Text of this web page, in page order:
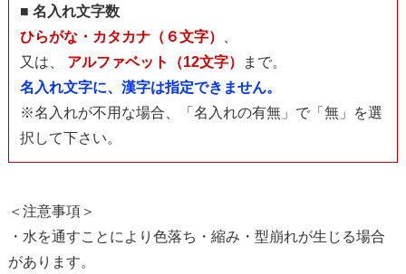
■ 名入れ文字数
ひらがな・カタカナ（６文字）
又は、 アルファベット（12文字）
まで。
名入れ文字に、漢字は指定できません。
※名入れが不用な場合、「名入れの有無」で「無」を選
択して下さい。
＜注意事項＞
・水を通すことにより色落ち・縮み・型崩れが生じる場合
があります。